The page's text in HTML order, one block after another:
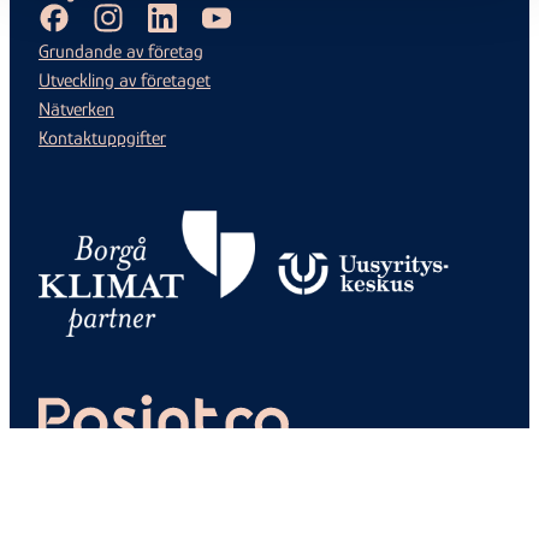
FacebookInstagramLinkedInYoutube
Grundande av företag
Utveckling av företaget
Nätverken
Kontaktuppgifter